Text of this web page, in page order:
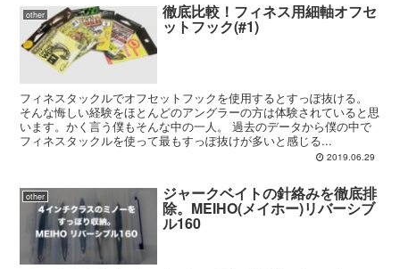
other 徹底比較！フィネス用細軸オフセ
ットフック(#1)
フィネスタックルでオフセットフックを使用するとすっぽ抜ける。
そんな悔しい経験をほとんどのアングラーの方は体験されていると思
います。かく言う僕もそんな中の一人。 過去のデータから僕の中で
フィネスタックルを使って最もすっぽ抜けが多いと感じる...
2019.06.29
other ジャークベイトの針絡みを徹底排
除。MEIHO(メイホー)リバーシブ
ル160